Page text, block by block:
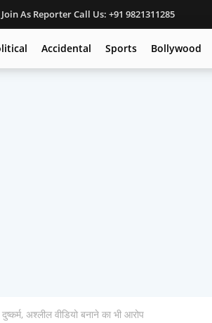
Join As Reporter Call Us: +91 9821311285
Accidental Sports Bollywood
अश्लील वीडियो बनाने का भी आरोप